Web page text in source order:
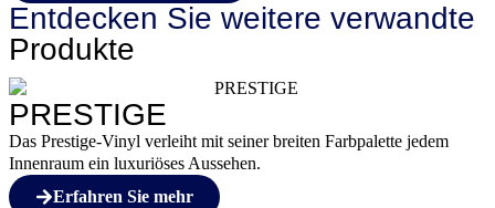
Entdecken Sie weitere verwandte
Produkte
PRESTIGE
Das Prestige-Vinyl verleiht mit seiner breiten Farbpalette jedem
Innenraum ein luxuriöses Aussehen.
Erfahren Sie mehr